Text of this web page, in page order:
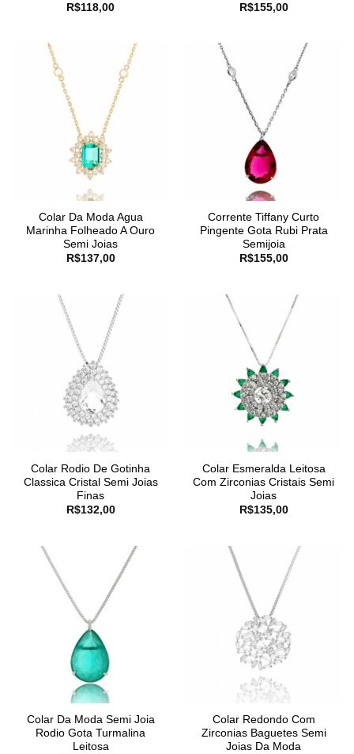
R$118,00
R$155,00
Colar Da Moda Agua
Marinha Folheado A Ouro
Semi Joias
R$137,00
Corrente Tiffany Curto
Pingente Gota Rubi Prata
Semijoia
R$155,00
Colar Rodio De Gotinha
Classica Cristal Semi Joias
Finas
R$132,00
Colar Esmeralda Leitosa
Com Zirconias Cristais Semi
Joias
R$135,00
Colar Da Moda Semi Joia
Rodio Gota Turmalina
Leitosa
Colar Redondo Com
Zirconias Baguetes Semi
Joias Da Moda